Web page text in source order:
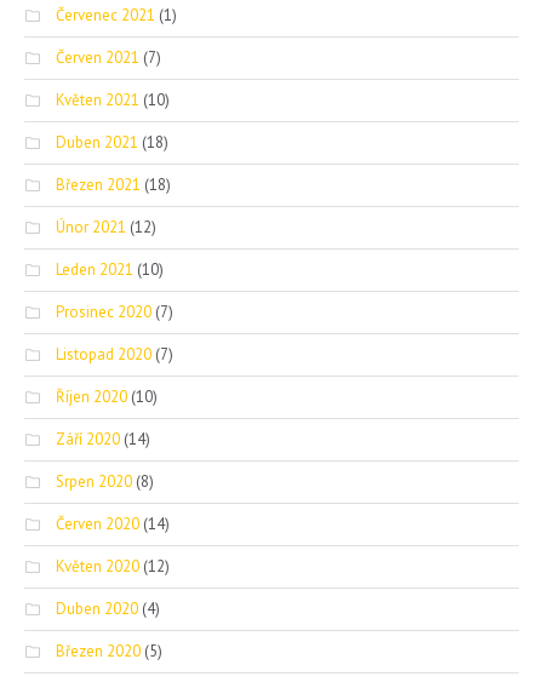
Červenec 2021 (1)
Červen 2021 (7)
Květen 2021 (10)
Duben 2021 (18)
Březen 2021 (18)
Únor 2021 (12)
Leden 2021 (10)
Prosinec 2020 (7)
Listopad 2020 (7)
Říjen 2020 (10)
Září 2020 (14)
Srpen 2020 (8)
Červen 2020 (14)
Květen 2020 (12)
Duben 2020 (4)
Březen 2020 (5)